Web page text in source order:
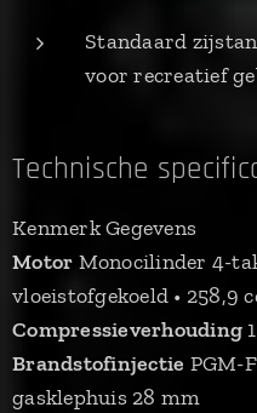
Standaard
voor recreatief
Technische
Kenmerk Gegevens
Motor Monocilinder 4-
vloeistofgekoeld • 258,9
Compressieverhouding
Brandstofinjectie PGM-
gasklephuis 28 mm